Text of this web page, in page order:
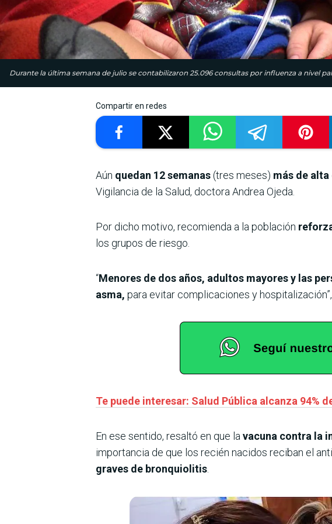
Durante la última semana de julio se contabilizaron 25.096 consultas por influenza a nivel
Compartir en redes
Aún quedan 12 semanas(tres meses) más de
Vigilancia de la Salud, doctora Andrea Ojeda.
Por dicho motivo, recomienda a la población
los grupos de riesgo.
“Menores de dos años, adultos mayores y las
asma, para evitar complicaciones y
Te puede interesar: Salud Pública alcanza 94%
En ese sentido, resaltó en que la vacuna contra la
importancia de que los recién nacidos reciban el
graves de bronquiolitis